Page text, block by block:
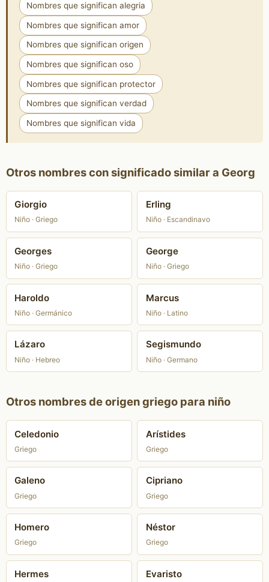
Nombres que significan alegria
Nombres que significan amor
Nombres que significan origen
Nombres que significan oso
Nombres que significan protector
Nombres que significan verdad
Nombres que significan vida
Otros nombres con significado similar a Georg
Giorgio
Niño · Griego
Erling
Niño · Escandinavo
Georges
Niño · Griego
George
Niño · Griego
Haroldo
Niño · Germánico
Marcus
Niño · Latino
Lázaro
Niño · Hebreo
Segismundo
Niño · Germano
Otros nombres de origen griego para niño
Celedonio
Griego
Arístides
Griego
Galeno
Griego
Cipriano
Griego
Homero
Griego
Néstor
Griego
Hermes Evaristo